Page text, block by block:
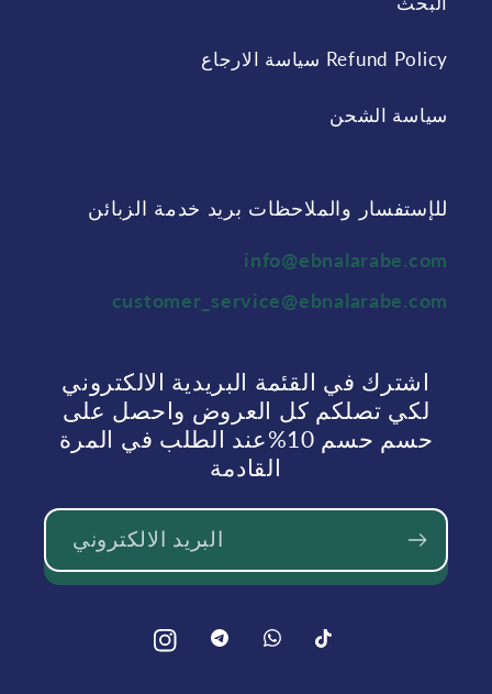
Refund Policy سياسة الارجاع
سياسة الشحن
للإستفسار والملاحظات بريد خدمة الزبائن
info@ebnalarabe.com
customer_service@ebnalarabe.com
اشترك في القئمة البريدية الالكتروني
لكي تصلكم كل العروض واحصل على
حسم حسم 10%عند الطلب في المرة
القادمة
البريد الالكتروني
انستغرامبينتيريستبينتيريست
تيك